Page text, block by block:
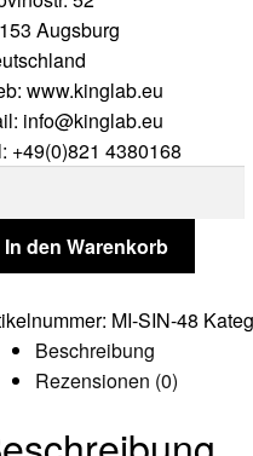
Augsburg
www.kinglab.eu
info@kinglab.eu
+49(0)821 4380168
In den Warenkorb
MI-SIN-48
Beschreibung
Rezensionen (0)